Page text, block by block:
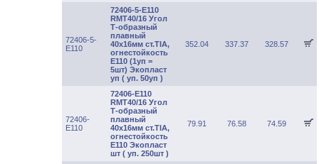
72406-5-
E110
72406-5-E110
RMT40/16 Угол
Т-образный
плавный
40х16мм ст.TIA,
огнестойкость
Е110 (1уп =
5шт) Экопласт
уп ( уп. 50уп )
352.04 337.37 328.57
72406-
E110
72406-E110
RMT40/16 Угол
Т-образный
плавный
40х16мм ст.TIA,
огнестойкость
Е110 Экопласт
шт ( уп. 250шт )
79.91 76.58 74.59